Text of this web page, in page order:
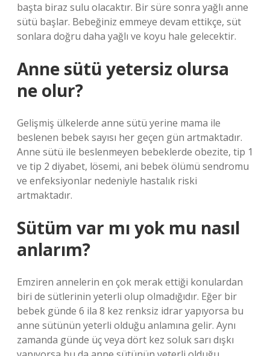
başta biraz sulu olacaktır. Bir süre sonra yağlı anne
sütü başlar. Bebeğiniz emmeye devam ettikçe, süt
sonlara doğru daha yağlı ve koyu hale gelecektir.
Anne sütü yetersiz olursa
ne olur?
Gelişmiş ülkelerde anne sütü yerine mama ile
beslenen bebek sayısı her geçen gün artmaktadır.
Anne sütü ile beslenmeyen bebeklerde obezite, tip 1
ve tip 2 diyabet, lösemi, ani bebek ölümü sendromu
ve enfeksiyonlar nedeniyle hastalık riski
artmaktadır.
Sütüm var mı yok mu nasıl
anlarım?
Emziren annelerin en çok merak ettiği konulardan
biri de sütlerinin yeterli olup olmadığıdır. Eğer bir
bebek günde 6 ila 8 kez renksiz idrar yapıyorsa bu
anne sütünün yeterli olduğu anlamına gelir. Aynı
zamanda günde üç veya dört kez soluk sarı dışkı